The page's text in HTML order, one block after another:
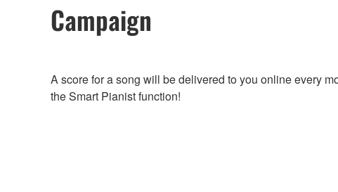
Campaign
A score for a song will be delivered to you online every
the Smart Pianist function!